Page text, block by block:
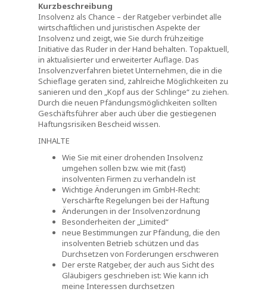
Kurzbeschreibung
Insolvenz als Chance – der Ratgeber verbindet alle
wirtschaftlichen und juristischen Aspekte der
Insolvenz und zeigt, wie Sie durch frühzeitige
Initiative das Ruder in der Hand behalten. Topaktuell,
in aktualisierter und erweiterter Auflage. Das
Insolvenzverfahren bietet Unternehmen, die in die
Schieflage geraten sind, zahlreiche Möglichkeiten zu
sanieren und den „Kopf aus der Schlinge“ zu ziehen.
Durch die neuen Pfändungsmöglichkeiten sollten
Geschäftsführer aber auch über die gestiegenen
Haftungsrisiken Bescheid wissen.
INHALTE
Wie Sie mit einer drohenden Insolvenz
umgehen sollen bzw. wie mit (fast)
insolventen Firmen zu verhandeln ist
Wichtige Änderungen im GmbH-Recht:
Verschärfte Regelungen bei der Haftung
Änderungen in der Insolvenzordnung
Besonderheiten der „Limited“
neue Bestimmungen zur Pfändung, die den
insolventen Betrieb schützen und das
Durchsetzen von Forderungen erschweren
Der erste Ratgeber, der auch aus Sicht des
Gläubigers geschrieben ist: Wie kann ich
meine Interessen durchsetzen